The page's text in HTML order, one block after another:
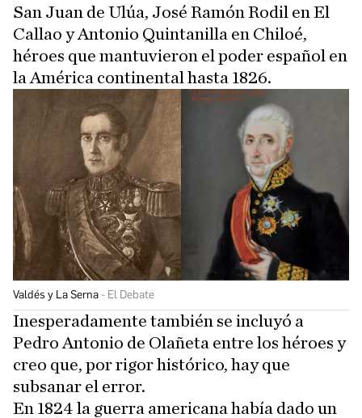
San Juan de Ulúa, José Ramón Rodil en El
Callao y Antonio Quintanilla en Chiloé,
héroes que mantuvieron el poder español en
la América continental hasta 1826.
Valdés y La Serna El Debate
Inesperadamente también se incluyó a
Pedro Antonio de Olañeta entre los héroes y
creo que, por rigor histórico, hay que
subsanar el error.
En 1824 la guerra americana había dado un